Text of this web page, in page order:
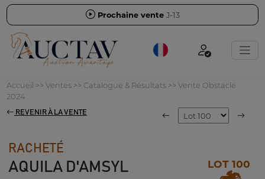
Prochaine vente J-13
Accueil >> Ventes>> Catalogue & Résultats>> Vente Obstacle
2024
REVENIR À LA VENTE
RACHETÉ
AQUILA D'AMSYL LOT 100